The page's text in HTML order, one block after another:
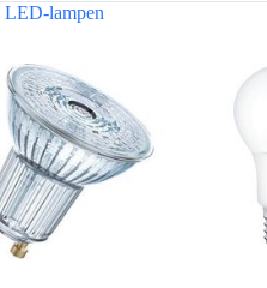
LED-lampen